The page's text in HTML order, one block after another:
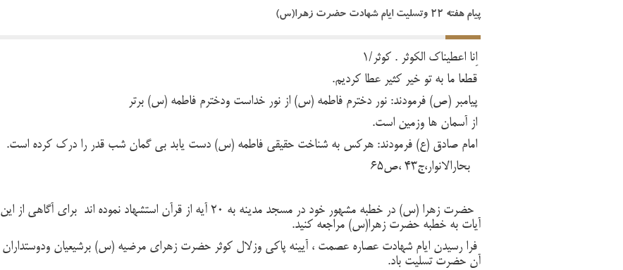
پیام هفته 22 وتسلیت ایام شهادت حضرت زهرا(س)
اِنَّا اَعطَینَاکَ الکَوثَر . کوثر/1
قطعا ما به تو خیر کثیر عطا کردیم.
پیامبر (ص) فرمودند: نور دخترم فاطمه (س) از نور خداست ودخترم فاطمه (س) برتر
از آسمان ها وزمین است.
امام صادق (ع) فرمودند: هرکس به شناخت حقیقی فاطمه (س) دست یابد بی گمان شب قدر را درک کرده است.
بحارالانوار،ج43 ،ص65
حضرت زهرا (س) در خطبه مشهور خود در مسجد مدینه به 20 آیه از قرآن استشهاد نموده اند برای آگاهی از این
آیات به خطبه حضرت زهرا(س) مراجعه کنید.
فرا رسیدن ایام شهادت عصاره عصمت ، آیینه پاکی وزلال کوثر حضرت زهرای مرضیه (س) برشیعیان ودوستداران
آن حضرت تسلیت باد.